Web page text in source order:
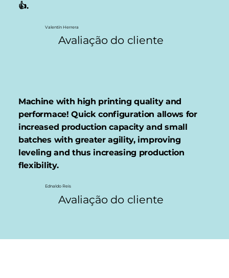
👍.
Valentín Herrera
Avaliação do cliente
Machine with high printing quality and
performace! Quick configuration allows for
increased production capacity and small
batches with greater agility, improving
leveling and thus increasing production
flexibility.
Ednaldo Reis
Avaliação do cliente